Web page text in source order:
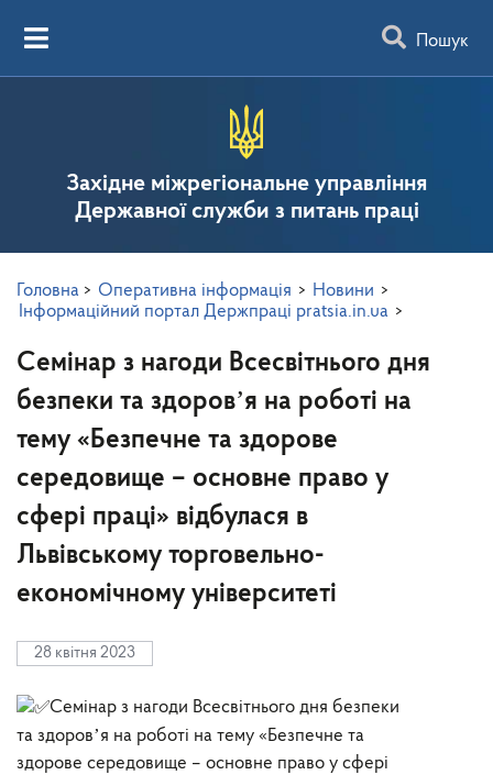
Пошук
Західне міжрегіональне управління
Державної служби з питань праці
Головна > Оперативна інформація > Новини >
Інформаційний портал Держпраці pratsia.in.ua >
Семінар з нагоди Всесвітнього дня
безпеки та здоровʼя на роботі на
тему «Безпечне та здорове
середовище – основне право у
сфері праці» відбулася в
Львівському торговельно-
економічному університеті
28 квітня 2023
Семінар з нагоди Всесвітнього дня безпеки
та здоровʼя на роботі на тему «Безпечне та
здорове середовище – основне право у сфері